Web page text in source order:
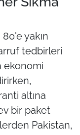
yakın
tedbirleri
ekonomi
altına
bir paket
Pakistan,